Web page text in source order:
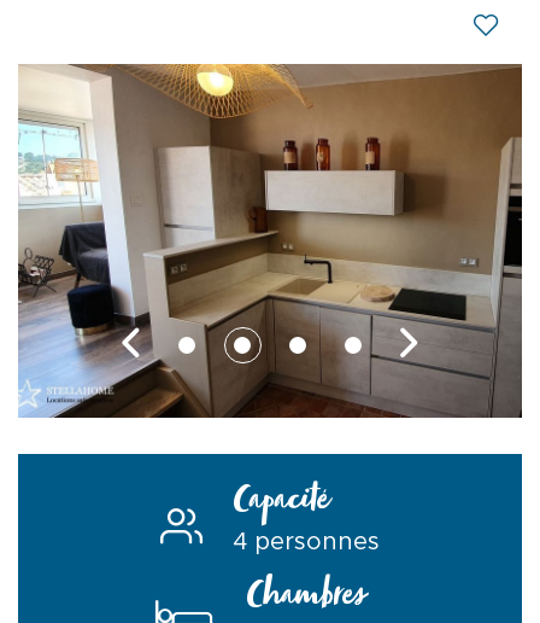
Capacité
4 personnes
Chambres